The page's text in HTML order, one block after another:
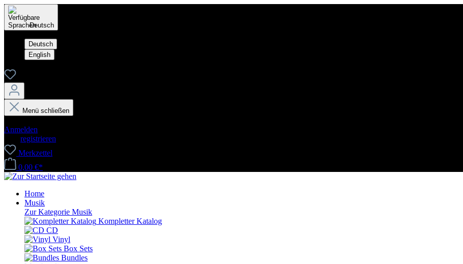
Deutsch
Deutsch
English
Menü schließen
Anmelden
registrieren
Merkzettel
0,00 €*
Home
Musik
Zur Kategorie Musik
Kompletter Katalog
CD
Vinyl
Box Sets
Bundles